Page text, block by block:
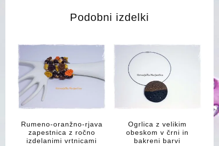
Podobni izdelki
Rumeno-oranžno-rjava
zapestnica z ročno
izdelanimi vrtnicami
Ogrlica z velikim
obeskom v črni in
bakreni barvi